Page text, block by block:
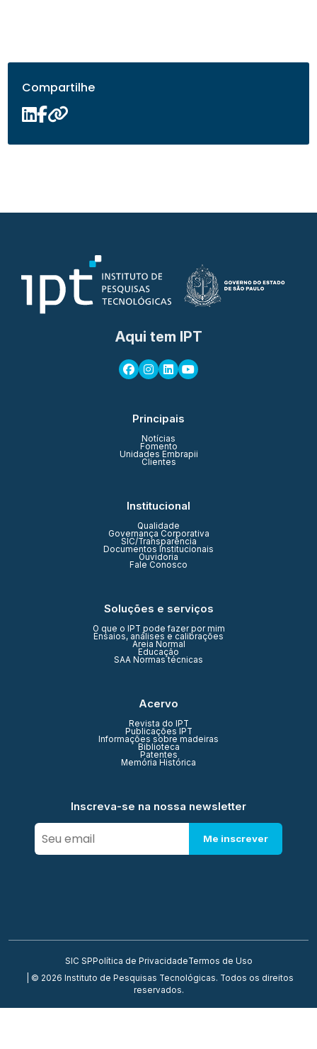
Compartilhe
Aqui tem IPT
Principais
Notícias
Fomento
Unidades Embrapii
Clientes
Institucional
Qualidade
Governança Corporativa
SIC/Transparência
Documentos Institucionais
Ouvidoria
Fale Conosco
Soluções e serviços
O que o IPT pode fazer por mim
Ensaios, análises e calibrações
Areia Normal
Educação
SAA Normas técnicas
Acervo
Revista do IPT
Publicações IPT
Informações sobre madeiras
Biblioteca
Patentes
Memória Histórica
Inscreva-se na nossa newsletter
Me inscrever
SIC SP Política de PrivacidadeTermos de Uso
| © 2026 Instituto de Pesquisas Tecnológicas. Todos os direitos
reservados.